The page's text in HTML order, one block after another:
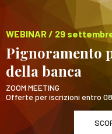
WEBINAR / 29
Pignoramento
della banca
ZOOM MEETING
Offerte per iscrizioni entro